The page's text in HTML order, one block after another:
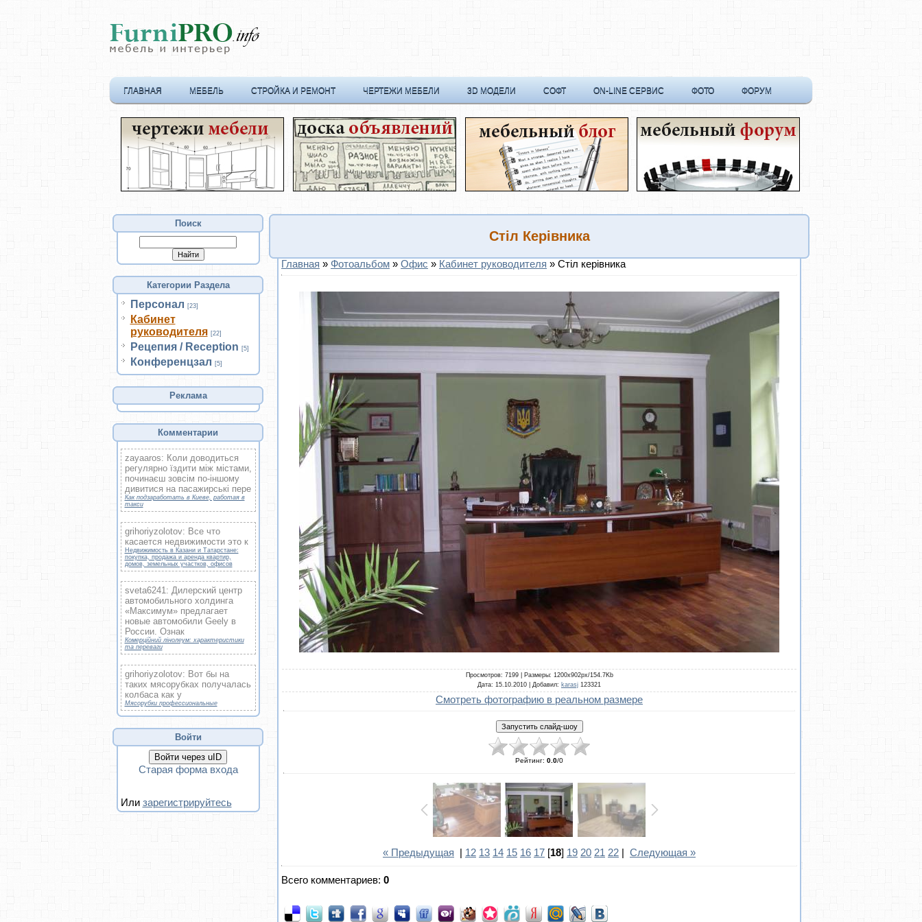
ГЛАВНАЯ МЕБЕЛЬ СТРОЙКА И РЕМОНТ ЧЕРТЕЖИ МЕБЕЛИ 3D МОДЕЛИ СОФТ ON-LINE СЕРВИС ФОТО ФОРУМ
Поиск
Категории Раздела
Персонал [23]
Кабинет
руководителя [22]
Рецепия / Reception [5]
Конференцзал [5]
Реклама
Комментарии
zayaaros: Коли доводиться
регулярно їздити між містами,
починаєш зовсім по-іншому
дивитися на пасажирські пере
Как подзаработать в Киеве, работая в
такси
grihoriyzolotov: Все что
касается недвижимости это к
Недвижимость в Казани и Татарстане:
покупка, продажа и аренда квартир,
домов, земельных участков, офисов
sveta6241: Дилерский центр
автомобильного холдинга
«Максимум» предлагает
новые автомобили Geely в
России. Ознак
Комерційний лінолеум: характеристики
та переваги
grihoriyzolotov: Вот бы на
таких мясорубках получалась
колбаса как у
Мясорубки профессиональные
Войти
Войти через uID
Старая форма входа
Или зарегистрируйтесь
Стіл Керівника
Главная » Фотоальбом » Офис » Кабинет руководителя » Стіл керівника
Просмотров: 7199 | Размеры: 1200x902px/154.7Kb
Дата: 15.10.2010 | Добавил: karasj 123321
Смотреть фотографию в реальном размере
Рейтинг: 0.0/0
« Предыдущая 12 13 14 15 16 17 [18] 19 20 21 22 Следующая »
Всего комментариев: 0